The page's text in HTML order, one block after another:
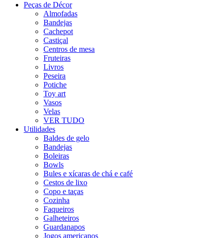
Peças de Décor
Almofadas
Bandejas
Cachepot
Castiçal
Centros de mesa
Fruteiras
Livros
Peseira
Potiche
Toy art
Vasos
Velas
VER TUDO
Utilidades
Baldes de gelo
Bandejas
Boleiras
Bowls
Bules e xícaras de chá e café
Cestos de lixo
Copo e taças
Cozinha
Faqueiros
Galheteiros
Guardanapos
Jogos americanos